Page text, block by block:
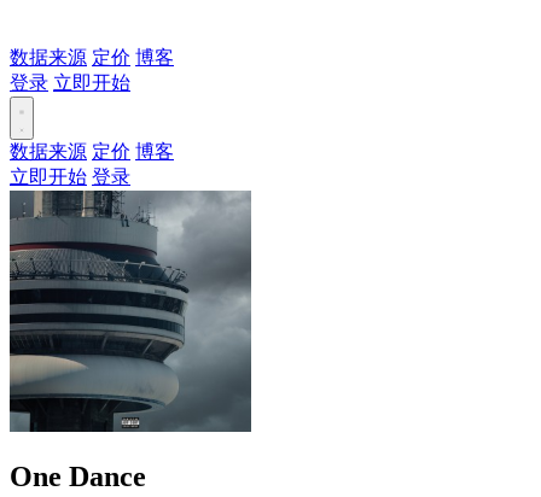
数据来源 定价 博客
登录 立即开始
数据来源 定价 博客
立即开始 登录
One Dance